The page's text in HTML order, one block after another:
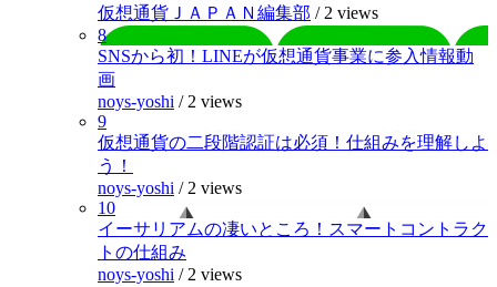
仮想通貨ＪＡＰＡＮ編集部 / 2 views
8
SNSから初！LINEが仮想通貨事業に参入情報動
画
noys-yoshi / 2 views
9
仮想通貨の二段階認証は必須！仕組みを理解しよ
う！
noys-yoshi / 2 views
10
イーサリアムの凄いところ！スマートコントラク
トの仕組み
noys-yoshi / 2 views